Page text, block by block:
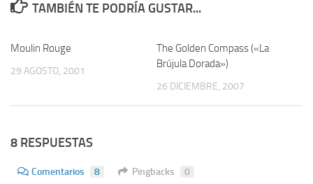
TAMBIÉN TE PODRÍA GUSTAR...
Moulin Rouge
29 AGOSTO, 2001
The Golden Compass («La
Brújula Dorada»)
26 DICIEMBRE, 2007
8 RESPUESTAS
Comentarios 8 Pingbacks 0